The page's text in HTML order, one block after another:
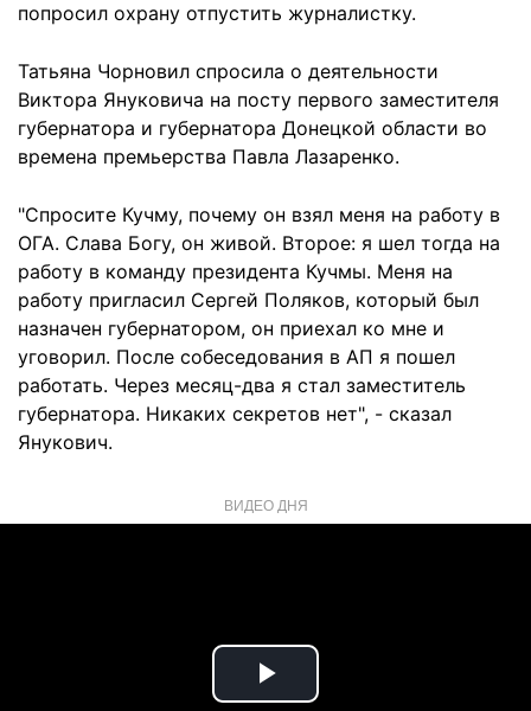
попросил охрану отпустить журналистку.
Татьяна Чорновил спросила о деятельности
Виктора Януковича на посту первого заместителя
губернатора и губернатора Донецкой области во
времена премьерства Павла Лазаренко.
"Спросите Кучму, почему он взял меня на работу в
ОГА. Слава Богу, он живой. Второе: я шел тогда на
работу в команду президента Кучмы. Меня на
работу пригласил Сергей Поляков, который был
назначен губернатором, он приехал ко мне и
уговорил. После собеседования в АП я пошел
работать. Через месяц-два я стал заместитель
губернатора. Никаких секретов нет", - сказал
Янукович.
ВИДЕО ДНЯ
Play